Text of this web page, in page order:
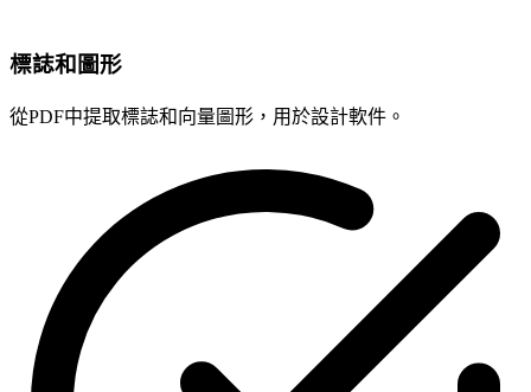
標誌和圖形
從PDF中提取標誌和向量圖形，用於設計軟件。